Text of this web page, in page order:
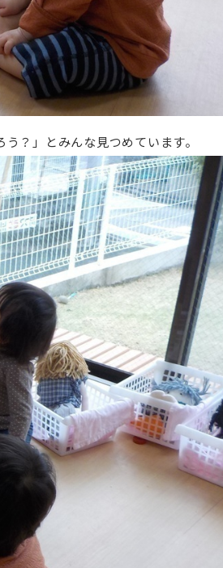
？」とみんな見つめています。